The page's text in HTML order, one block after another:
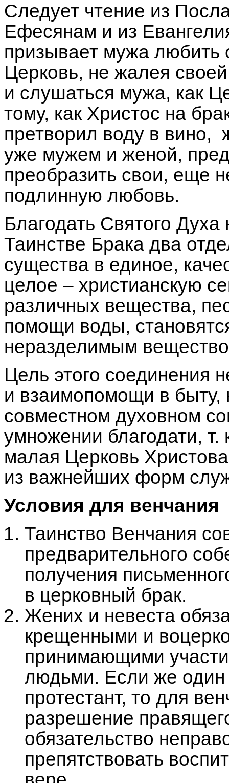
Следует чтение из
Ефесянам и из
призывает мужа любить
Церковь, не жалея
и слушаться мужа, как
тому, как Христос на
претворил воду в вино,
уже мужем и женой,
преобразить свои, еще
подлинную любовь.
Благодать Святого
Таинстве Брака два
существа в единое,
целое – христианскую
различных вещества,
помощи воды,
неразделимым
Цель этого соединения
и взаимопомощи в быту,
совместном духовном
умножении благодати, т.
малая Церковь
из важнейших форм
Условия для венчания
Таинство Венчания
предварительного
получения
в церковный брак.
Жених и невеста
крещенными и
принимающими
людьми. Если же один
протестант, то для
разрешение
обязательство
препятствовать